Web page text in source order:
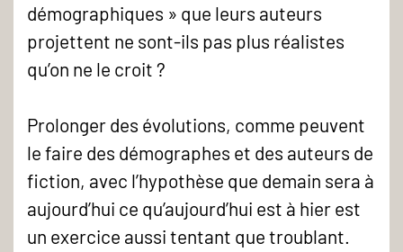
démographiques » que leurs auteurs
projettent ne sont-ils pas plus réalistes
qu’on ne le croit ?
Prolonger des évolutions, comme peuvent
le faire des démographes et des auteurs de
fiction, avec l’hypothèse que demain sera à
aujourd’hui ce qu’aujourd’hui est à hier est
un exercice aussi tentant que troublant.